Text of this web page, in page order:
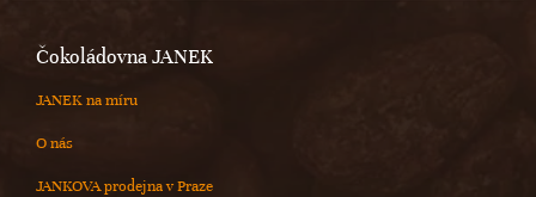
Čokoládovna JANEK
JANEK na míru
O nás
JANKOVA prodejna v Praze